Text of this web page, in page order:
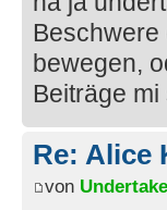
bewegen,
Beiträge
Re: Alice
von